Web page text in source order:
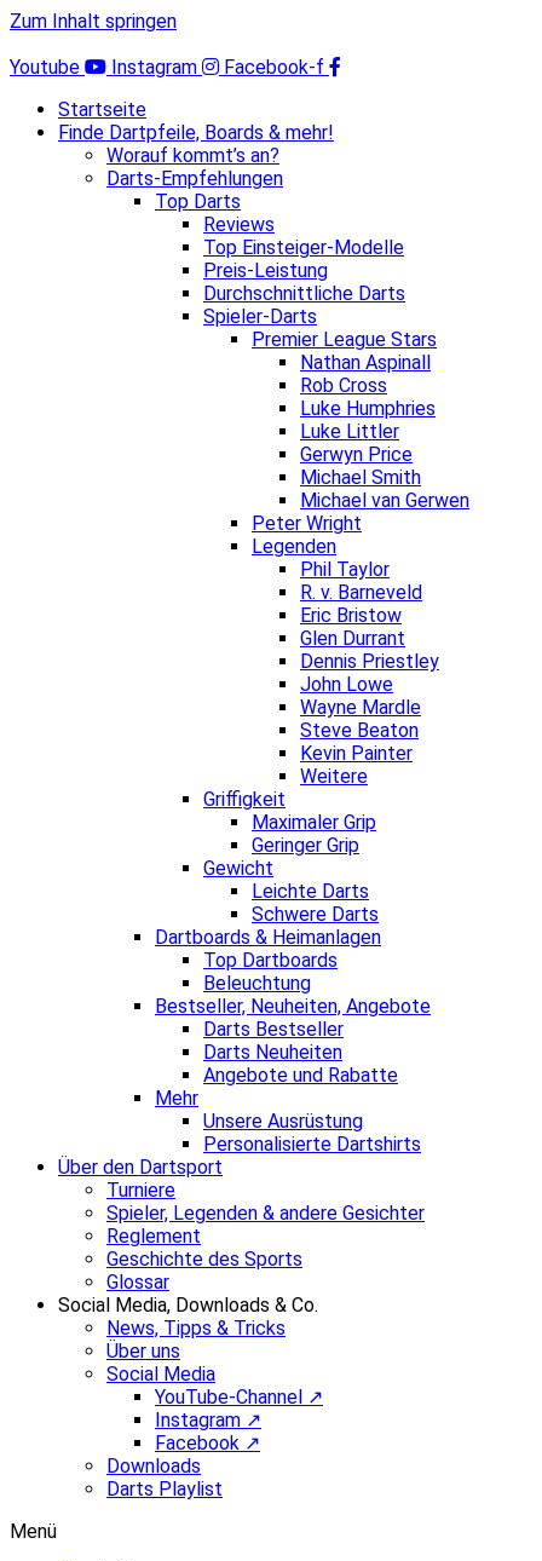
Zum Inhalt springen
Youtube
Instagram
Facebook-f
Startseite
Finde Dartpfeile, Boards & mehr!
Worauf kommt’s an?
Darts-Empfehlungen
Top Darts
Reviews
Top Einsteiger-Modelle
Preis-Leistung
Durchschnittliche Darts
Spieler-Darts
Premier League Stars
Nathan Aspinall
Rob Cross
Luke Humphries
Luke Littler
Gerwyn Price
Michael Smith
Michael van Gerwen
Peter Wright
Legenden
Phil Taylor
R. v. Barneveld
Eric Bristow
Glen Durrant
Dennis Priestley
John Lowe
Wayne Mardle
Steve Beaton
Kevin Painter
Weitere
Griffigkeit
Maximaler Grip
Geringer Grip
Gewicht
Leichte Darts
Schwere Darts
Dartboards & Heimanlagen
Top Dartboards
Beleuchtung
Bestseller, Neuheiten, Angebote
Darts Bestseller
Darts Neuheiten
Angebote und Rabatte
Mehr
Unsere Ausrüstung
Personalisierte Dartshirts
Über den Dartsport
Turniere
Spieler, Legenden & andere Gesichter
Reglement
Geschichte des Sports
Glossar
Social Media, Downloads & Co.
News, Tipps & Tricks
Über uns
Social Media
YouTube-Channel ↗
Instagram ↗
Facebook ↗
Downloads
Darts Playlist
Menü